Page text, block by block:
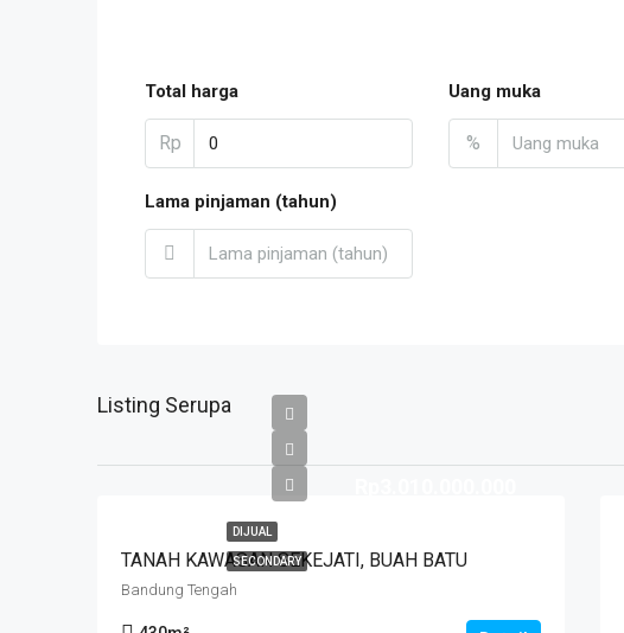
Total harga
Rp
Uang muka
%
Lama pinjaman (tahun)
Listing Serupa
DIJUAL
SECONDARY
TANAH KAWASAN SEKEJATI, BUAH BATU
Bandung Tengah